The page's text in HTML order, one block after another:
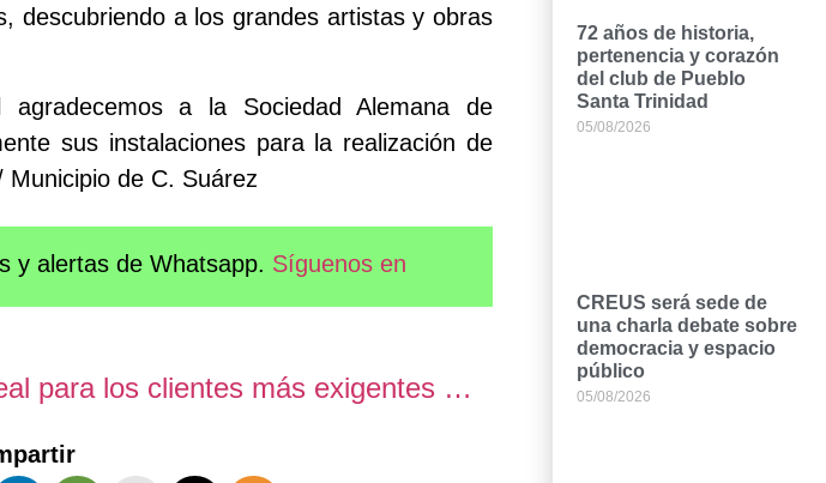
descubriendo a los grandes artistas y obras
a la Sociedad Alemana de
sus instalaciones para la realización de
Municipio de C. Suárez
y alertas de Whatsapp. Síguenos en
para los clientes más exigentes …
72 años de historia,
pertenencia y corazón
del club de Pueblo
Santa Trinidad
05/08/2026
CREUS será sede de
una charla debate sobre
democracia y espacio
público
05/08/2026